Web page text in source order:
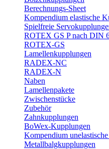
Berechnungs-Sheet
Kompendium elastische
Spielfreie
ROTEX GS P nach DIN
ROTEX-GS
Lamellenkupplungen
RADEX-NC
RADEX-N
Naben
Lamellenpakete
Zwischenstücke
Zubehör
Zahnkupplungen
BoWex-Kupplungen
Kompendium
Metallbalgkupplungen